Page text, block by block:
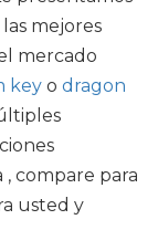
mejores
mercado
key o dragon
compare para
usted y